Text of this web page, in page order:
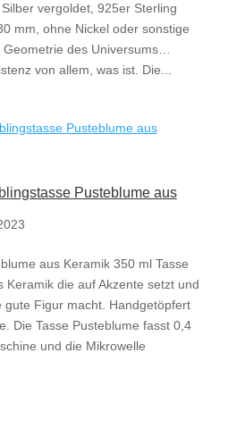
vergoldet, 925er Sterling
mm, ohne Nickel oder sonstige
des Universums…
von allem, was ist. Die...
Pusteblume aus
aus Keramik 350 ml Tasse
Keramik die auf Akzente setzt und
gute Figur macht. Handgetöpfert
Die Tasse Pusteblume fasst 0,4
und die Mikrowelle